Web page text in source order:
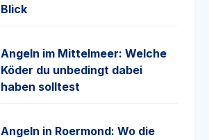
Blick
Angeln im Mittelmeer: Welche
Köder du unbedingt dabei
haben solltest
Angeln in Roermond: Wo die